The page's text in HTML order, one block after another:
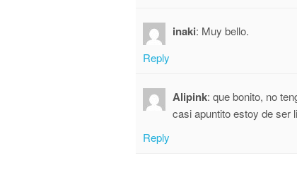
inaki: Muy bello.
Reply
Alipink: que bonito, no
casi apuntito estoy de ser
Reply